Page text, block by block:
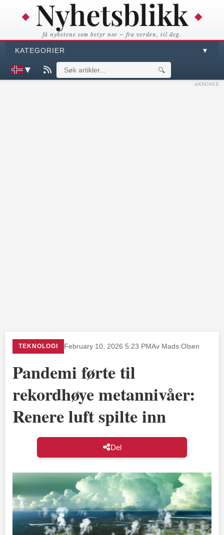
få nyhetene som betyr noe – fra verden, til deg.
KATEGORIER ▼
▼ 🔍
ANNONSE
TEKNOLOGI February 10, 2026 5:23 PMAv Mads Olsen
Pandemi førte til
rekordhøye metannivåer:
Renere luft spilte inn
Del